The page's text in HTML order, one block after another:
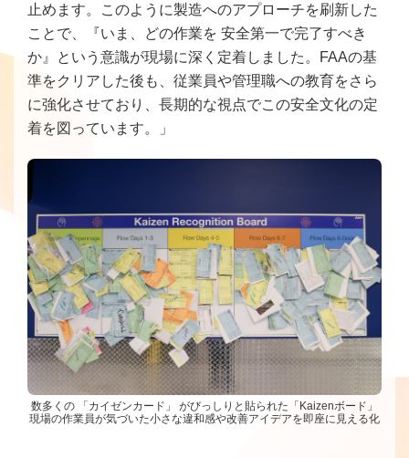
止めます。このように製造へのアプローチを刷新した
ことで、『いま、どの作業を 安全第一で完了すべき
か』という意識が現場に深く定着しました。FAAの基
準をクリアした後も、従業員や管理職への教育をさら
に強化させており、長期的な視点でこの安全文化の定
着を図っています。」
数多くの 「カイゼンカード」 がびっしりと貼られた「Kaizenボード」
現場の作業員が気づいた小さな違和感や改善アイデアを即座に見える化